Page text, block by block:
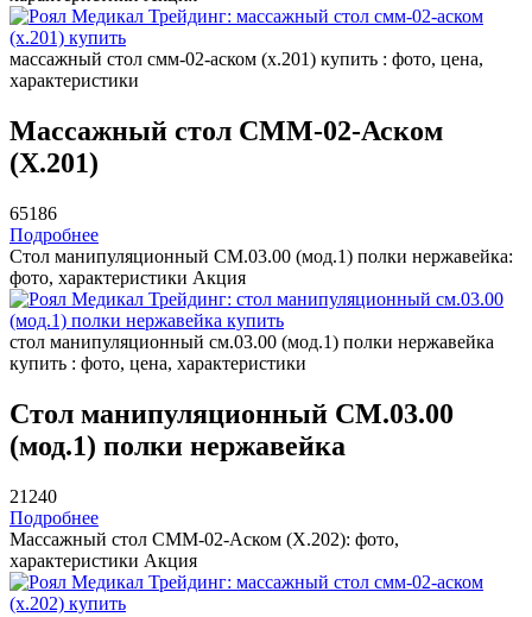
массажный стол смм-02-аском (х.201) купить : фото, цена,
характеристики
Массажный стол СММ-02-Аском
(Х.201)
65186
Подробнее
Стол манипуляционный СМ.03.00 (мод.1) полки нержавейка:
фото, характеристики Акция
стол манипуляционный см.03.00 (мод.1) полки нержавейка
купить : фото, цена, характеристики
Стол манипуляционный СМ.03.00
(мод.1) полки нержавейка
21240
Подробнее
Массажный стол СММ-02-Аском (Х.202): фото,
характеристики Акция